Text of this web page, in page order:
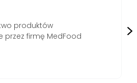
Laur konsumenta 2019